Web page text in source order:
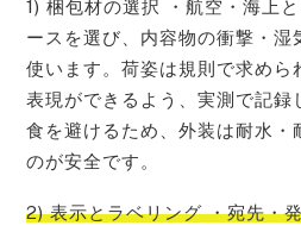
1) 梱包材の選択 ・航空・海上
ースを選び、内容物の衝撃・湿
使います。荷姿は規則で求めら
表現ができるよう、実測で記録
食を避けるため、外装は耐水・
のが安全です。
2) 表示とラベリング ・宛先・